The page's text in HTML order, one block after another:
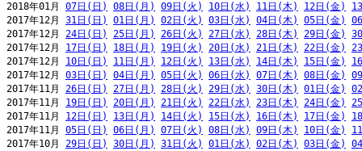
2018年01月 07日(日) 08日(月) 09日(火) 10日(水) 11日(木) 12日(金)
2017年12月 31日(日) 01日(月) 02日(火) 03日(水) 04日(木) 05日(金)
2017年12月 24日(日) 25日(月) 26日(火) 27日(水) 28日(木) 29日(金)
2017年12月 17日(日) 18日(月) 19日(火) 20日(水) 21日(木) 22日(金)
2017年12月 10日(日) 11日(月) 12日(火) 13日(水) 14日(木) 15日(金)
2017年12月 03日(日) 04日(月) 05日(火) 06日(水) 07日(木) 08日(金)
2017年11月 26日(日) 27日(月) 28日(火) 29日(水) 30日(木) 01日(金)
2017年11月 19日(日) 20日(月) 21日(火) 22日(水) 23日(木) 24日(金)
2017年11月 12日(日) 13日(月) 14日(火) 15日(水) 16日(木) 17日(金)
2017年11月 05日(日) 06日(月) 07日(火) 08日(水) 09日(木) 10日(金)
2017年10月 29日(日) 30日(月) 31日(火) 01日(水) 02日(木) 03日(金)